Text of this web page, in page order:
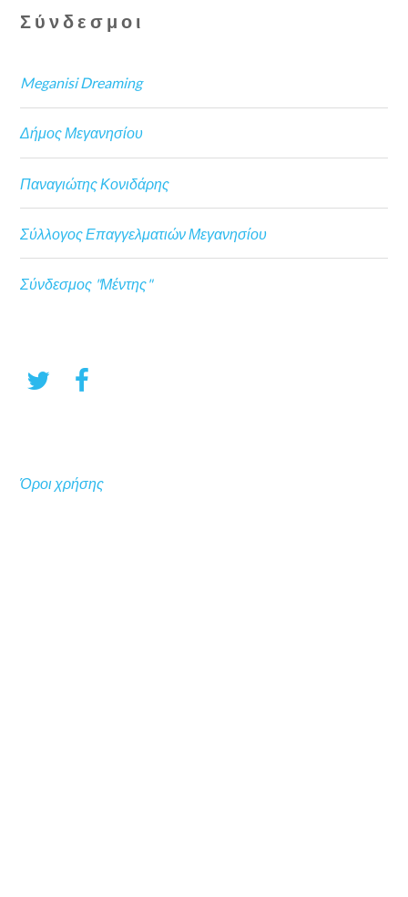
Σύνδεσμοι
Meganisi Dreaming
Δήμος Μεγανησίου
Παναγιώτης Κονιδάρης
Σύλλογος Επαγγελματιών Μεγανησίου
Σύνδεσμος "Μέντης"
Όροι χρήσης